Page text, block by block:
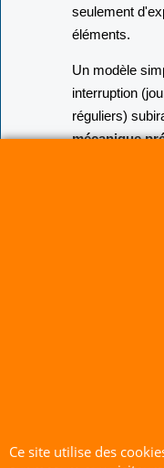
seulement
éléments.
Un modèle
interruption
réguliers)
mécanique
matériel :Le
Ce site utilise des